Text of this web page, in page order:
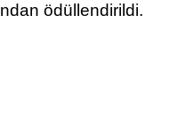
ödüllendirildi.